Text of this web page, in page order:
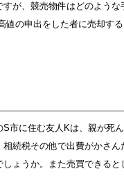
が、競売物件はどのような
値の申出をした者に売却す
に住む友人Kは、親が死ん
続税その他で出費がかさ
しょうか。また売買できる